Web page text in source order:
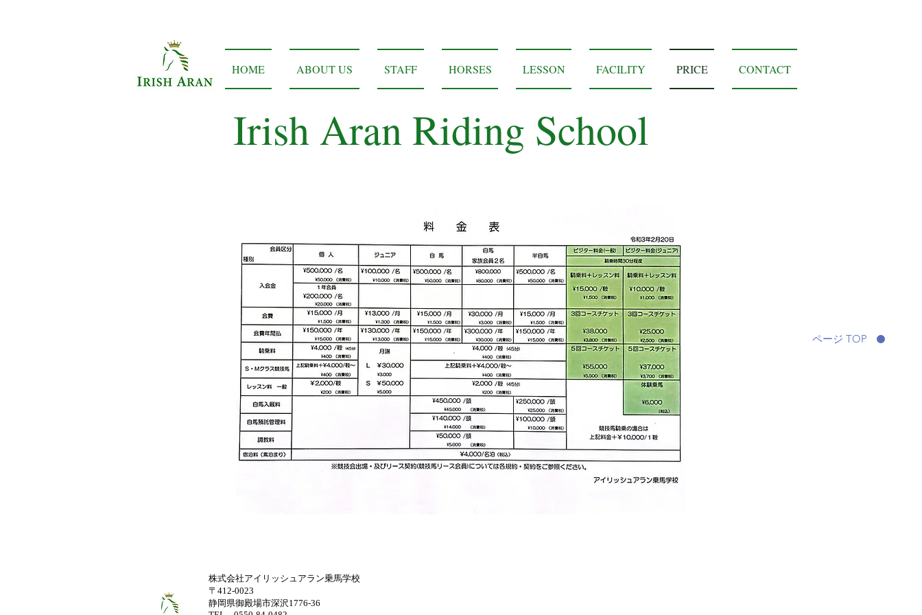
HOME ABOUT US STAFF HORSES LESSON FACILITY PRICE CONTACT
Irish Aran Riding School
ページ TOP
料金表
2019年 10月現在
株式会社アイリッシュアラン乗馬学校
〒412-0023
静岡県御殿場市深沢1776-36